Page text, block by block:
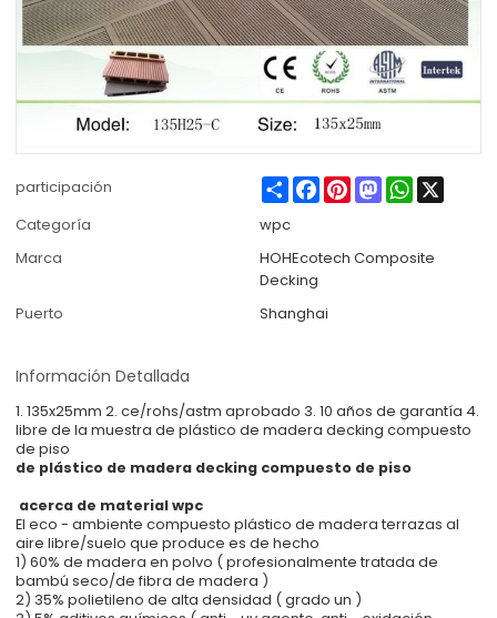
participación ShareFacebook
PinterestMastodonWhatsApp
X
Categoría
wpc
Marca
HOHEcotech Composite
Decking
Puerto
Shanghai
Información Detallada
1. 135x25mm 2. ce/rohs/astm aprobado 3. 10 años de garantía 4.
libre de la muestra de plástico de madera decking compuesto
de piso
de plástico de madera decking compuesto de piso
acerca de material wpc
El eco - ambiente compuesto plástico de madera terrazas al
aire libre/suelo que produce es de hecho
1) 60% de madera en polvo ( profesionalmente tratada de
bambú seco/de fibra de madera )
2) 35% polietileno de alta densidad ( grado un )